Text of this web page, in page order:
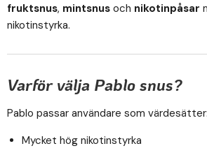
fruktsnus, mintsnus och nikotinpåsar
nikotinstyrka.
Varför välja Pablo snus?
Pablo passar användare som värdesätter:
Mycket hög nikotinstyrka